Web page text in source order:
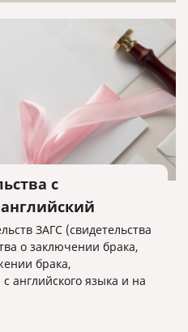
с
ЗАГС (свидетельства
о заключении брака,
брака,
английского языка и на
гражданства иного